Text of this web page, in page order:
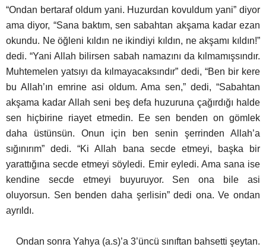
“Ondan bertaraf oldum yani. Huzurdan kovuldum yani” diyor
ama diyor, “Sana baktım, sen sabahtan akşama kadar ezan
okundu. Ne öğleni kıldın ne ikindiyi kıldın, ne akşamı kıldın!”
dedi. “Yani Allah bilirsen sabah namazını da kılmamışsındır.
Muhtemelen yatsıyı da kılmayacaksındır” dedi, “Ben bir kere
bu Allah’ın emrine asi oldum. Ama sen,” dedi, “Sabahtan
akşama kadar Allah seni beş defa huzuruna çağırdığı halde
sen hiçbirine riayet etmedin.
Ee sen benden on gömlek
daha üstünsün. Onun için ben senin şerrinden Allah’a
sığınırım” dedi. “Ki Allah bana secde etmeyi, başka bir
yarattığına secde etmeyi söyledi. Emir eyledi. Ama sana ise
kendine secde etmeyi buyuruyor. Sen ona bile asi
oluyorsun. Sen benden daha şerlisin” dedi ona. Ve ondan
ayrıldı.
Ondan sonra Yahya (a.s)’a 3’üncü sınıftan bahsetti şeytan.